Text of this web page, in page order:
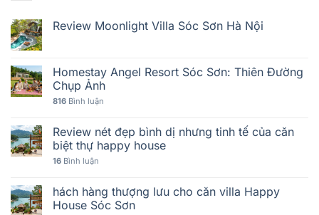
Review Moonlight Villa Sóc Sơn Hà Nội
Homestay Angel Resort Sóc Sơn: Thiên Đường
Chụp Ảnh
816 Bình luận
Review nét đẹp bình dị nhưng tinh tế của căn
biệt thự happy house
16 Bình luận
hách hàng thượng lưu cho căn villa Happy
House Sóc Sơn